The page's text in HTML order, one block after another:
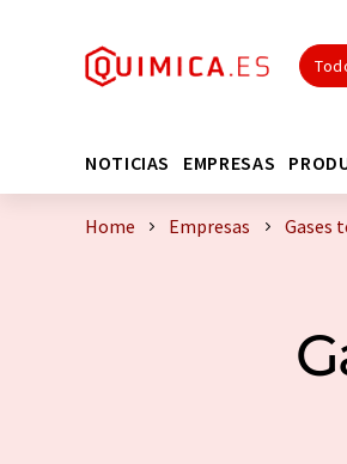
NOTICIAS EMPRESAS
Home Empresas Gases